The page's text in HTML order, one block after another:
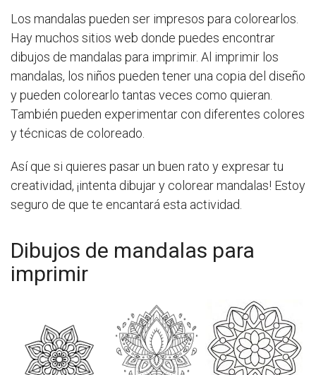
Los mandalas pueden ser impresos para colorearlos.
Hay muchos sitios web donde puedes encontrar
dibujos de mandalas para imprimir. Al imprimir los
mandalas, los niños pueden tener una copia del diseño
y pueden colorearlo tantas veces como quieran.
También pueden experimentar con diferentes colores
y técnicas de coloreado.
Así que si quieres pasar un buen rato y expresar tu
creatividad, ¡intenta dibujar y colorear mandalas! Estoy
seguro de que te encantará esta actividad.
Dibujos de mandalas para
imprimir